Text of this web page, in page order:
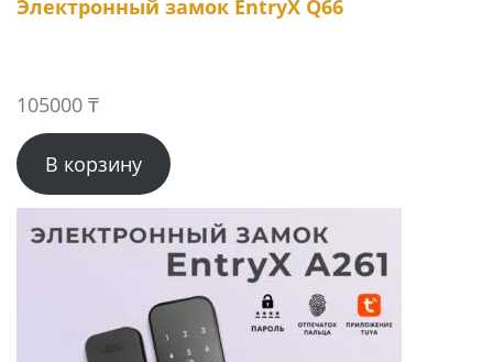
Электронный замок EntryX Q66
105000 ₸
В корзину